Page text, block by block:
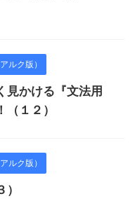
ルク版）
かける『文法用
１２）
ルク版）